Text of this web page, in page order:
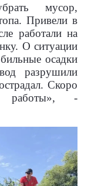
мусор,
Привели в
работали на
О ситуации
осадки
разрушили
Скоро
работы», -